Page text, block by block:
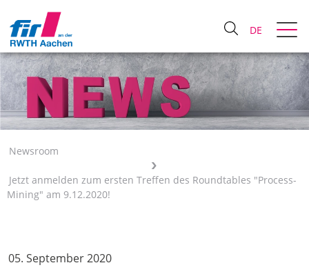
DE
Newsroom
Jetzt anmelden zum ersten Treffen des Roundtables "Process-
Mining" am 9.12.2020!
05. September 2020